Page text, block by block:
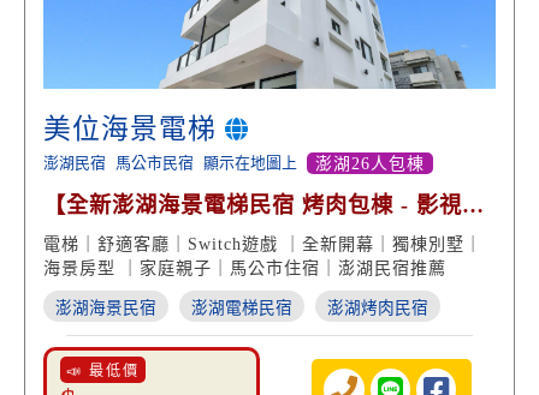
美位海景電梯
澎湖民宿 馬公市民宿 顯示在地圖上 澎湖26人包棟
【全新澎湖海景電梯民宿 烤肉包棟 - 影視娛
樂 設備俱全】
電梯｜舒適客廳｜Switch遊戲 ｜全新開幕｜獨棟別墅｜
海景房型 ｜家庭親子｜馬公市住宿｜澎湖民宿推薦
澎湖海景民宿 澎湖電梯民宿 澎湖烤肉民宿
📣 最低價